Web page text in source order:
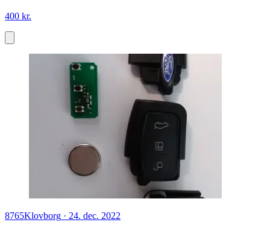
400 kr.
8765Klovborg · 24. dec. 2022